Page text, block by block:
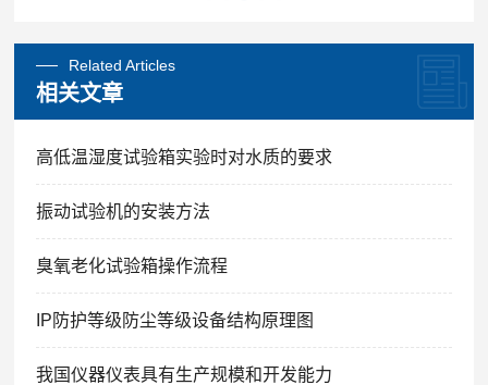
Related Articles
相关文章
高低温湿度试验箱实验时对水质的要求
振动试验机的安装方法
臭氧老化试验箱操作流程
IP防护等级防尘等级设备结构原理图
我国仪器仪表具有生产规模和开发能力